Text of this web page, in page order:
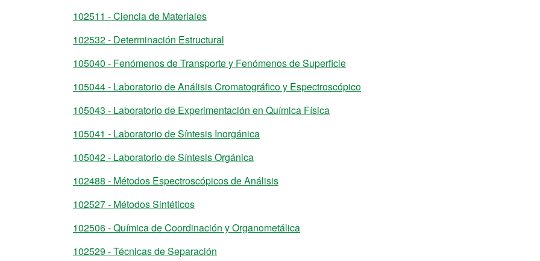
102511 - Ciencia de Materiales
102532 - Determinación Estructural
105040 - Fenómenos de Transporte y Fenómenos de Superficie
105044 - Laboratorio de Análisis Cromatográfico y Espectroscópico
105043 - Laboratorio de Experimentación en Química Física
105041 - Laboratorio de Síntesis Inorgánica
105042 - Laboratorio de Síntesis Orgánica
102488 - Métodos Espectroscópicos de Análisis
102527 - Métodos Sintéticos
102506 - Química de Coordinación y Organometálica
102529 - Técnicas de Separación